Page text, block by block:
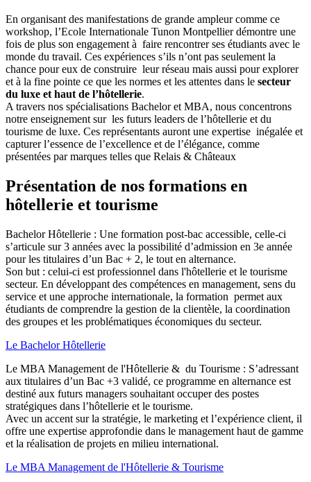
En organisant des manifestations de grande ampleur comme ce
workshop, l’Ecole Internationale Tunon Montpellier démontre une
fois de plus son engagement à faire rencontrer ses étudiants avec le
monde du travail. Ces expériences s’ils n’ont pas seulement la
chance pour eux de construire leur réseau mais aussi pour explorer
et à la fine pointe ce que les normes et les attentes dans le secteur
du luxe et haut de l’hôtellerie.
A travers nos spécialisations Bachelor et MBA, nous concentrons
notre enseignement sur les futurs leaders de l’hôtellerie et du
tourisme de luxe. Ces représentants auront une expertise inégalée et
capturer l’essence de l’excellence et de l’élégance, comme
présentées par marques telles que Relais & Châteaux
Présentation de nos formations en
hôtellerie et tourisme
Bachelor Hôtellerie : Une formation post-bac accessible, celle-ci
s’articule sur 3 années avec la possibilité d’admission en 3e année
Son but : celui-ci est professionnel dans l'hôtellerie et le tourisme
secteur. En développant des compétences en management, sens du
service et une approche internationale, la formation permet aux
étudiants de comprendre la gestion de la clientèle, la coordination
des groupes et les problématiques économiques du secteur.
Le Bachelor Hôtellerie
Le MBA Management de l'Hôtellerie & du Tourisme : S’adressant
aux titulaires d’un Bac +3 validé, ce programme en alternance est
destiné aux futurs managers souhaitant occuper des postes
stratégiques dans l’hôtellerie et le tourisme.
Avec un accent sur la stratégie, le marketing et l’expérience client, il
offre une expertise approfondie dans le management haut de gamme
et la réalisation de projets en milieu international.
Le MBA Management de l'Hôtellerie & Tourisme